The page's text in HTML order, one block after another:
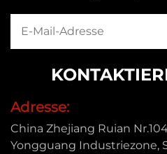
Adresse:
China Zhejiang Ruian
Yongguang Industriezone,